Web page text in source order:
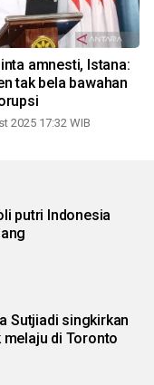
amnesti, Istana:
tak bela bawahan
2025 17:32 WIB
putri Indonesia
Sutjiadi singkirkan
melaju di Toronto